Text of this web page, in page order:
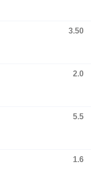
3.50
2.0
5.5
1.6